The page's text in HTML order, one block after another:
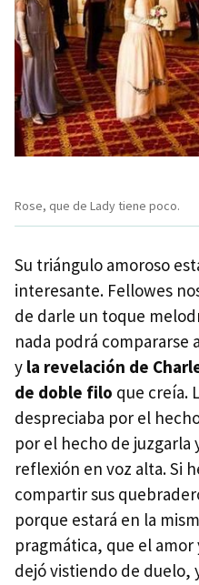
Rose, que de Lady tiene poco.
Su triángulo amoroso
interesante. Fellowes
de darle un toque
nada podrá compararse
y la revelación de
de doble filo que creía.
despreciaba por el
por el hecho de juzgarla
reflexión en voz alta. Si
compartir sus
porque estará en la
pragmática, que el amor
dejó vistiendo de duelo,